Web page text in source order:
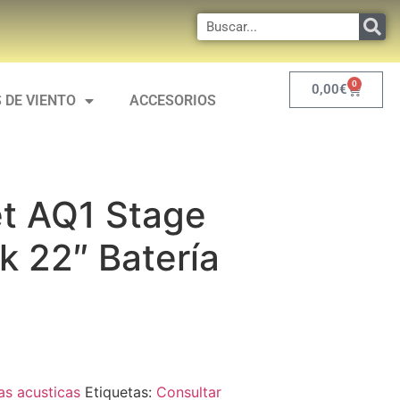
VIENTO ACCESORIOS
0,00€ 0
AQ1 Stage
22″ Batería
acusticas Etiquetas: Consultar